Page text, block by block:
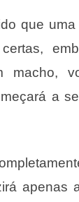
que
a
apenas